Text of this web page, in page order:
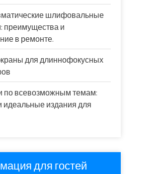
шлифовальные
преимущества и
в ремонте.
для длиннофокусных
по всевозможным темам:
идеальные издания для
для гостей